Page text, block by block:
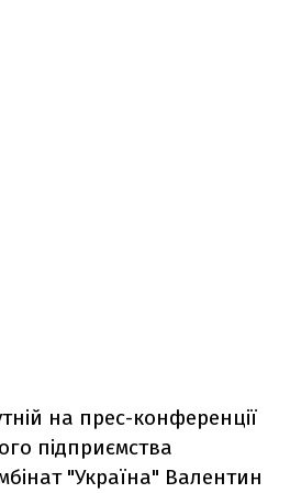
на прес-конференції
підприємства
"Україна" Валентин